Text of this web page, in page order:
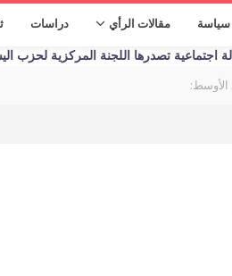
سياسة مقالات الرأي دراسات
تصدرها اللجنة المركزية لحزب اليسار